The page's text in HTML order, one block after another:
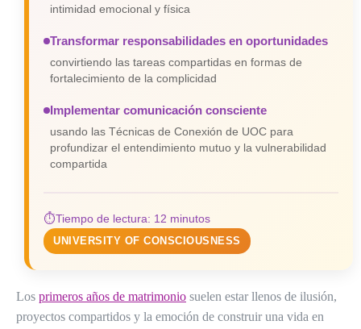
intimidad emocional y física
Transformar responsabilidades en oportunidades
convirtiendo las tareas compartidas en formas de
fortalecimiento de la complicidad
Implementar comunicación consciente
usando las Técnicas de Conexión de UOC para
profundizar el entendimiento mutuo y la vulnerabilidad
compartida
⏱️Tiempo de lectura: 12 minutos
UNIVERSITY OF CONSCIOUSNESS
Los primeros años de matrimonio suelen estar llenos de ilusión,
proyectos compartidos y la emoción de construir una vida en